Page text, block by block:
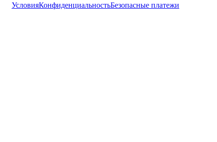
УсловияКонфиденциальностьБезопасные платежи